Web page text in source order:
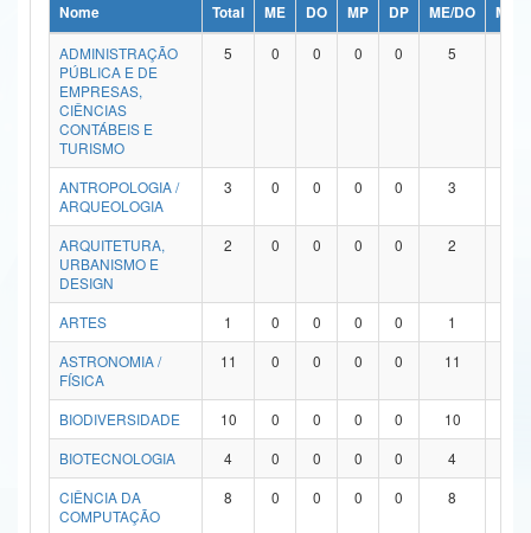
Ministério da Ciência, Tecnologia, Inovações e Comunicações
Ministério do Meio Ambiente
Ministério do Turismo
Ministério do Desenvolvimento Regional
Controladoria-Geral da União
Ministério da Mulher, da Família e dos Direitos Humanos
Secretaria de Governo
Advocacia-Geral da União
Banco Central do Brasil
Nome Total ME DO MP DP ME/DO
MP/
ADMINISTRAÇÃO
PÚBLICA E DE
EMPRESAS,
CIÊNCIAS
CONTÁBEIS E
TURISMO
5 0 0 0 0 5
ANTROPOLOGIA /
ARQUEOLOGIA
3 0 0 0 0 3
ARQUITETURA,
URBANISMO E
DESIGN
2 0 0 0 0 2
ARTES 1 0 0 0 0 1
ASTRONOMIA /
FÍSICA
11 0 0 0 0 11
BIODIVERSIDADE 10 0 0 0 0 10
BIOTECNOLOGIA
4 0 0 0 0 4
CIÊNCIA DA
COMPUTAÇÃO
8 0 0 0 0 8